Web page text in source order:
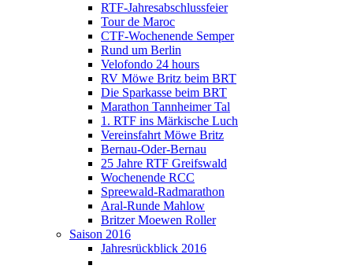
RTF-Jahresabschlussfeier
Tour de Maroc
CTF-Wochenende Semper
Rund um Berlin
Velofondo 24 hours
RV Möwe Britz beim BRT
Die Sparkasse beim BRT
Marathon Tannheimer Tal
1. RTF ins Märkische Luch
Vereinsfahrt Möwe Britz
Bernau-Oder-Bernau
25 Jahre RTF Greifswald
Wochenende RCC
Spreewald-Radmarathon
Aral-Runde Mahlow
Britzer Moewen Roller
Saison 2016
Jahresrückblick 2016